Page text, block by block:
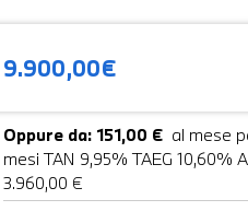
9.900,00€
Oppure da: 151,00 € al mese
mesi TAN 9,95% TAEG 10,60%
3.960,00 €